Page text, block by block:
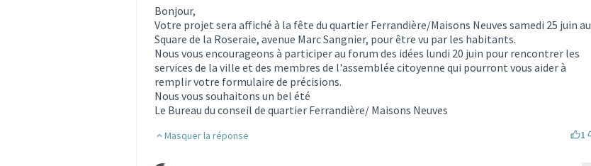
Bonjour,
Votre projet sera affiché à la fête du quartier Ferrandière/Maisons Neuves samedi 25 juin au
Square de la Roseraie, avenue Marc Sangnier, pour être vu par les habitants.
Nous vous encourageons à participer au forum des idées lundi 20 juin pour rencontrer les
services de la ville et des membres de l'assemblée citoyenne qui pourront vous aider à
remplir votre formulaire de précisions.
Nous vous souhaitons un bel été
Le Bureau du conseil de quartier Ferrandière/ Maisons Neuves
Masquer la réponse 1